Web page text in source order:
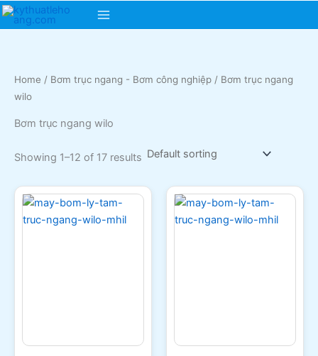
Skip
Main
Home / Bơm trục ngang - Bơm công nghiệp / Bơm trục ngang
wilo
Bơm trục ngang wilo
Showing 1–12 of 17 results